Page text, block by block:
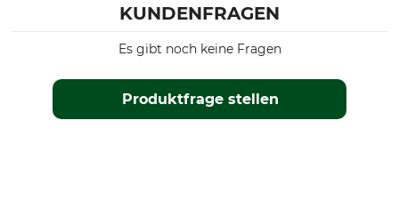
KUNDENFRAGEN
Produktfrage stellen
Es gibt noch keine Fragen